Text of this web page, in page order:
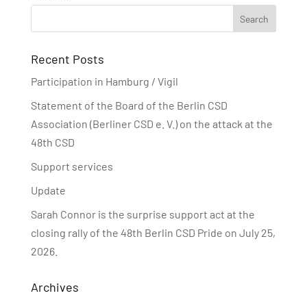
Recent Posts
Participation in Hamburg / Vigil
Statement of the Board of the Berlin CSD
Association (Berliner CSD e. V.) on the attack at the
48th CSD
Support services
Update
Sarah Connor is the surprise support act at the
closing rally of the 48th Berlin CSD Pride on July 25,
2026.
Archives